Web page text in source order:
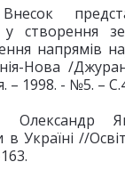
у створення
напрямів
Нова /
– 1998. - №5. –
в Україні //